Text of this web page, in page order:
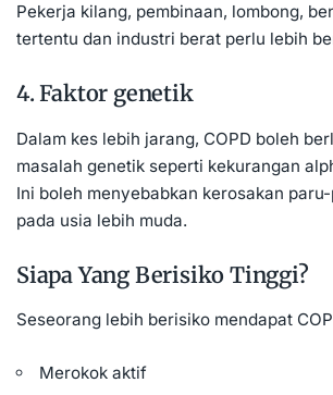
Pekerja kilang, pembinaan, lombong,
tertentu dan industri berat perlu lebih
4. Faktor genetik
Dalam kes lebih jarang, COPD boleh
masalah genetik seperti kekurangan
Ini boleh menyebabkan kerosakan
pada usia lebih muda.
Siapa Yang Berisiko Tinggi?
Seseorang lebih berisiko mendapat
Merokok aktif